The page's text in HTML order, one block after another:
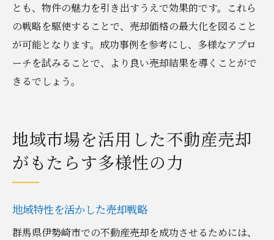
とも、物件の魅力を引き出すうえで効果的です。これら
の戦略を駆使することで、売却価格の最大化を図ること
が可能となります。成功事例を参考にし、多様なアプロ
ーチを試みることで、より良い売却結果を導くことがで
きるでしょう。
地域市場を活用した不動産売却
がもたらす多様性の力
地域特性を活かした売却戦略
群馬県伊勢崎市での不動産売却を成功させるためには、